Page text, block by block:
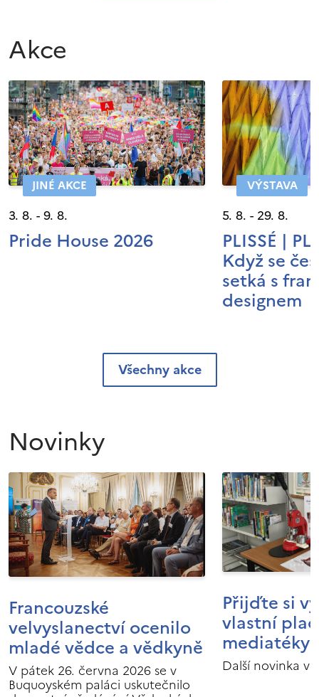
Akce
JINÉ AKCE
3. 8. - 9. 8.
Pride House 2026
VÝSTAVA
5. 8. - 29. 8.
PLISSÉ |
Když se
setká s
designem
Všechny akce
Novinky
Francouzské
velvyslanectví ocenilo
mladé vědce a vědkyně
V pátek 26. června 2026 se v
Buquoyském paláci uskutečnilo
Přijďte si
vlastní
mediatéky
Další novinka v